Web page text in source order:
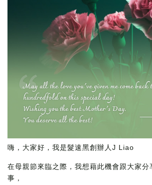
嗨，大家好，我是髮速黑創辦人J Liao
在母親節來臨之際，我想藉此機會跟大家分
事，